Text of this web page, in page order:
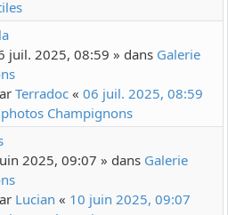
juil. 2025, 08:59 » dans Galerie
Terradoc « 06 juil. 2025, 08:59
Champignons
2025, 09:07 » dans Galerie
Lucian « 10 juin 2025, 09:07